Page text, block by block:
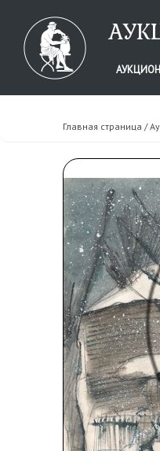
Главная страница /